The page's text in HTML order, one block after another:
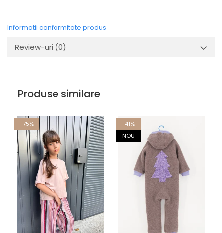
Informatii conformitate produs
Review-uri (0)
Produse similare
-75%
-41%
NOU